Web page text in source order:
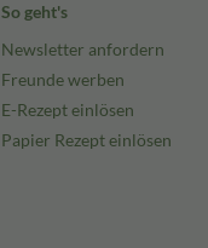
So geht's
Newsletter anfordern
Freunde werben
E-Rezept einlösen
Papier Rezept einlösen